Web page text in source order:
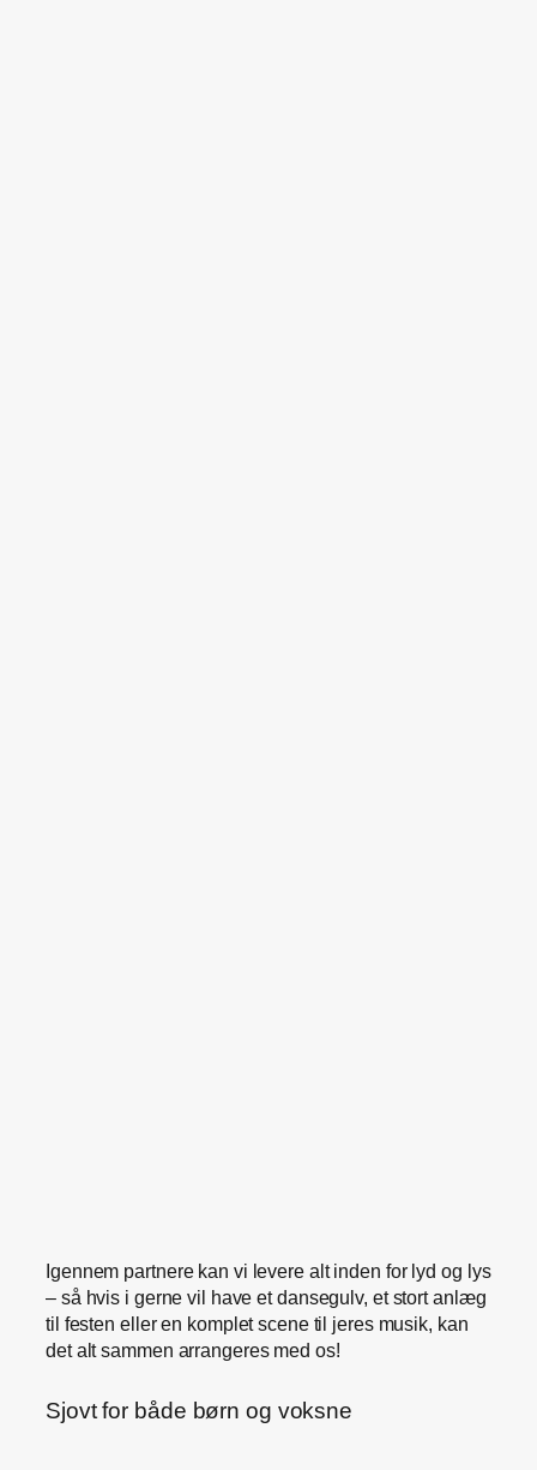
Igennem partnere kan vi levere alt inden for lyd og lys
– så hvis i gerne vil have et dansegulv, et stort anlæg
til festen eller en komplet scene til jeres musik, kan
det alt sammen arrangeres med os!
Sjovt for både børn og voksne